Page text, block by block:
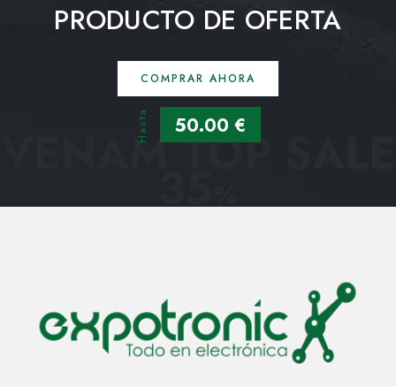
PRODUCTO DE OFERTA
COMPRAR AHORA
Hasta 50.00 €
VENAM TOP SALE
35